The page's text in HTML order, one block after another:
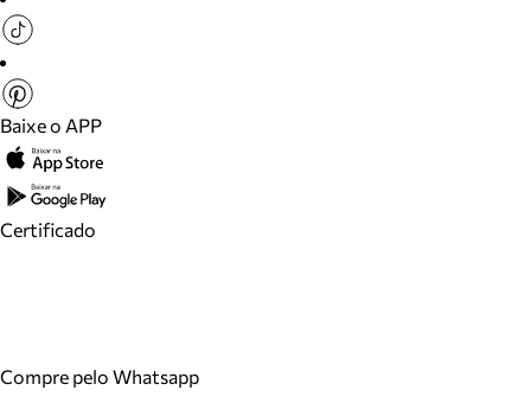
Baixe o APP
Certificado
Compre pelo Whatsapp